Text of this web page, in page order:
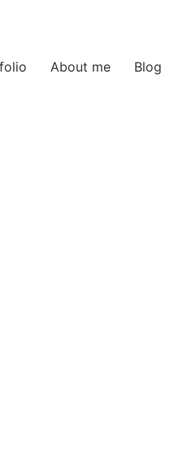
About me Blog